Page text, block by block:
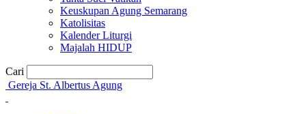
Keuskupan Agung Semarang
Katolisitas
Kalender Liturgi
Majalah HIDUP
Cari
Gereja St. Albertus Agung